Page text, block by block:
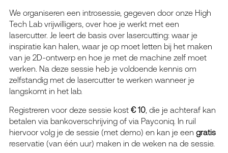
We organiseren een introsessie, gegeven door onze High
Tech Lab vrijwilligers, over hoe je werkt met een
lasercutter. Je leert de basis over lasercutting: waar je
inspiratie kan halen, waar je op moet letten bij het maken
van je 2D-ontwerp en hoe je met de machine zelf moet
werken. Na deze sessie heb je voldoende kennis om
zelfstandig met de lasercutter te werken wanneer je
langskomt in het lab.
Registreren voor deze sessie kost € 10, die je achteraf kan
betalen via bankoverschrijving of via Payconiq. In ruil
hiervoor volg je de sessie (met demo) en kan je een gratis
reservatie (van één uur) maken in de weken na de sessie.